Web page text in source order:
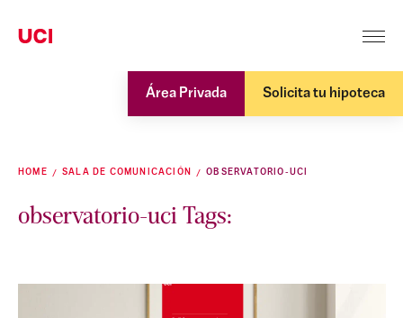
Área Privada Solicita tu hipoteca
HOME SALA DE COMUNICACIÓN OBSERVATORIO-UCI
observatorio-uci Tags: